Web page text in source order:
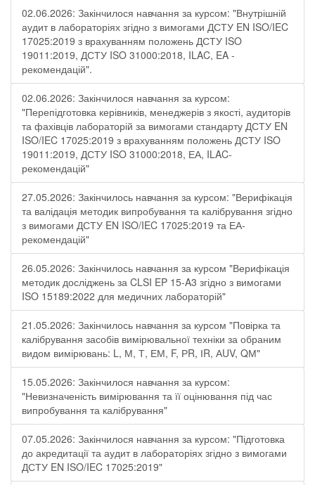
02.06.2026: Закінчилося навчання за курсом: "Внутрішній
аудит в лабораторіях згідно з вимогами ДСТУ EN ISO/IEC
17025:2019 з врахуванням положень ДСТУ ISO
19011:2019, ДСТУ ISO 31000:2018, ILAC, EA -
рекомендацій".
02.06.2026: Закінчилося навчання за курсом:
"Перепідготовка керівників, менеджерів з якості, аудиторів
та фахівців лабораторій за вимогами стандарту ДСТУ EN
ISO/IEC 17025:2019 з врахуванням положень ДСТУ ISO
19011:2019, ДСТУ ISO 31000:2018, ЕА, ILAC-
рекомендацій"
27.05.2026: Закінчилось навчання за курсом: "Верифікація
та валідація методик випробування та калібрування згідно
з вимогами ДСТУ EN ISO/IEC 17025:2019 та ЕА-
рекомендацій"
26.05.2026: Закінчилось навчання за курсом "Верифікація
методик досліджень за CLSI EP 15-A3 згідно з вимогами
ISO 15189:2022 для медичних лабораторій"
21.05.2026: Закінчилось навчання за курсом "Повірка та
калібрування засобів вимірювальної техніки за обраним
видом вимірювань: L, М, Т, ЕМ, F, РR, ІR, АUV, QМ"
15.05.2026: Закінчилося навчання за курсом:
"Невизначеність вимірювання та її оцінювання під час
випробування та калібрування"
07.05.2026: Закінчилося навчання за курсом: "Підготовка
до акредитації та аудит в лабораторіях згідно з вимогами
ДСТУ EN ISO/IEC 17025:2019"